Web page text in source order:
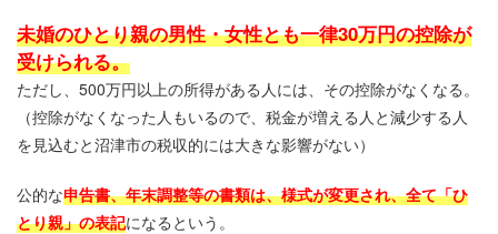
未婚のひとり親の男性・女性とも一律30万円の控除が
受けられる。
ただし、500万円以上の所得がある人には、その控除がなくなる。
（控除がなくなった人もいるので、税金が増える人と減少する人
を見込むと沼津市の税収的には大きな影響がない）
公的な申告書、年末調整等の書類は、様式が変更され、全て「ひ
とり親」の表記になるという。